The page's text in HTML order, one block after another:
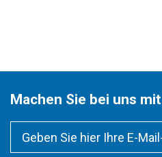
Machen Sie bei uns mit